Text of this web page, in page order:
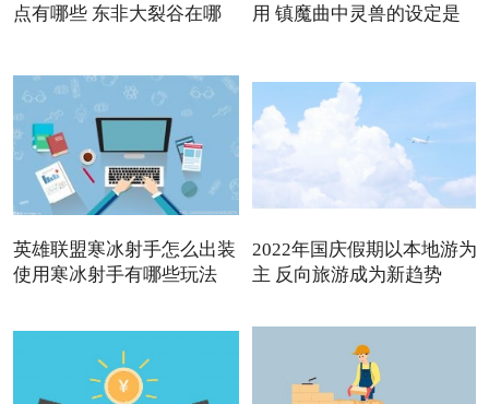
点有哪些 东非大裂谷在哪
用 镇魔曲中灵兽的设定是
英雄联盟寒冰射手怎么出装
使用寒冰射手有哪些玩法
2022年国庆假期以本地游为
主 反向旅游成为新趋势